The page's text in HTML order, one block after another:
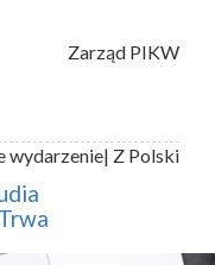
Zarząd PIKW
wydarzenie| Z Polski